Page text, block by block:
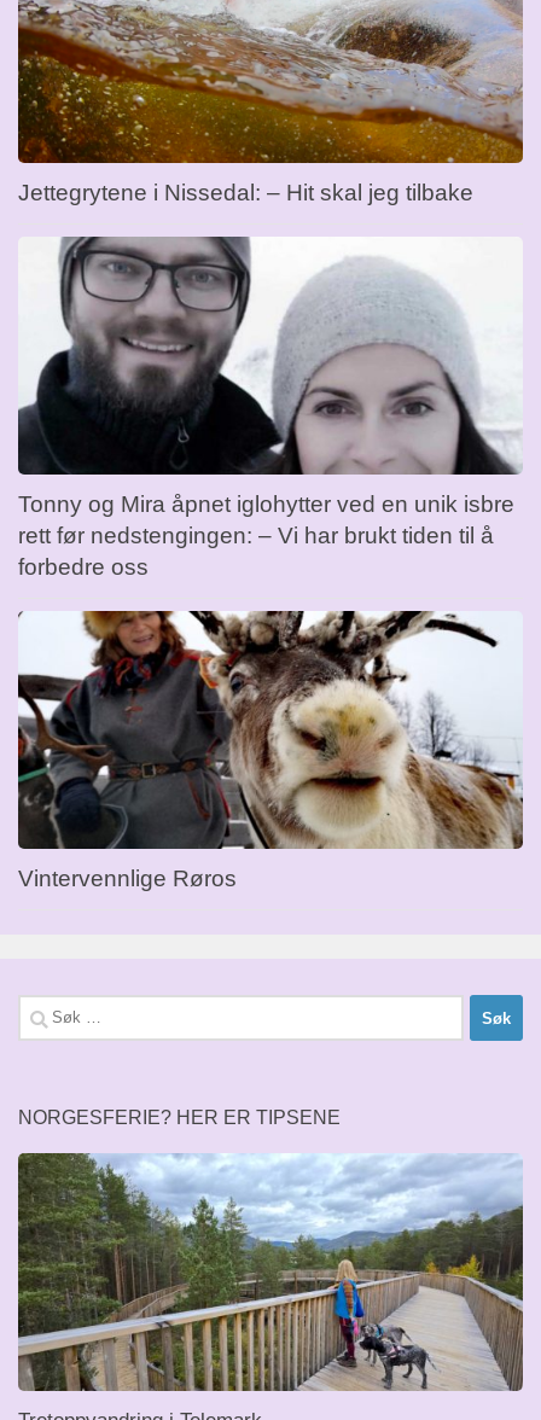
Jettegrytene i Nissedal: – Hit skal jeg tilbake
Tonny og Mira åpnet iglohytter ved en unik isbre
rett før nedstengingen: – Vi har brukt tiden til å
forbedre oss
Vintervennlige Røros
Søk
etter:
NORGESFERIE? HER ER TIPSENE